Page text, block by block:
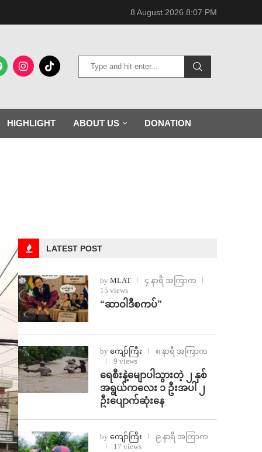
8 August 2026 8:07 PM
HIGHLIGHT ABOUT US DONATION
LATEST POST
by MLAT
၄ နာရီ အကြာက
15 views
“ဆာဝါဒီစကပ်”
by ကျော်ကြီး
၈ နာရီ အကြာက
9 views
ရေစီးနဲ့မျောပါသွားတဲ့ ၂ နှစ်
အရွယ်ကလေး ၁ ဦးအပါ ၂
ဦးပျောက်ဆုံးနေ
by ကျော်ကြီး
၉ နာရီ အကြာက
17 views